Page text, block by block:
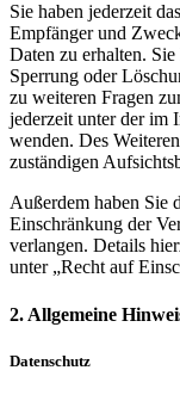
Sie haben jederzeit
Empfänger und
Daten zu erhalten.
Sperrung oder
zu weiteren Fragen
jederzeit unter der im
wenden. Des
zuständigen
Außerdem haben Sie
Einschränkung der
verlangen. Details
unter „Recht auf
2. Allgemeine
Datenschutz